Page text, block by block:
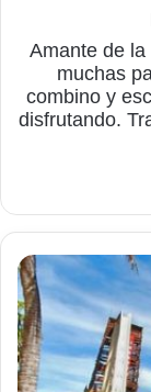
Amante de
muchas
combino y
disfrutando.
El
tobogán
más
alto
del
mundo